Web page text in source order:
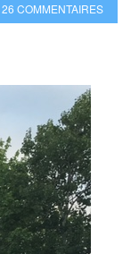
26 COMMENTAIRES